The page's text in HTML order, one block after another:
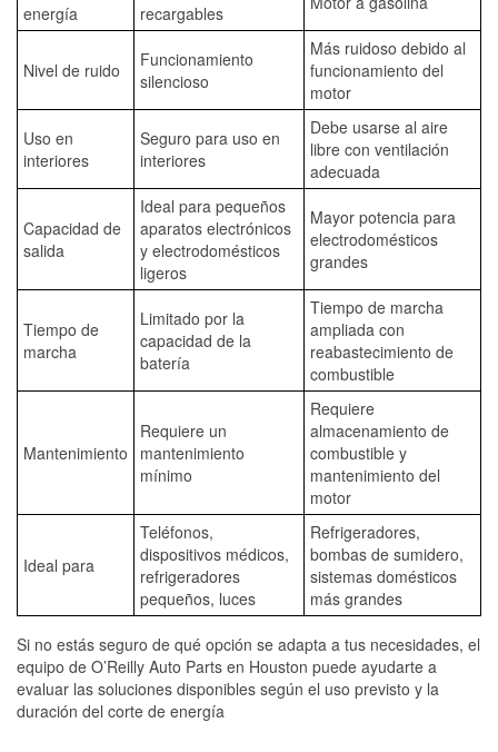
energía
recargables
Nivel de ruido
Funcionamiento
silencioso
Más ruidoso debido al
funcionamiento del
motor
Uso en
interiores
Seguro para uso en
interiores
Debe usarse al aire
libre con ventilación
adecuada
Capacidad de
salida
Ideal para pequeños
aparatos electrónicos
y electrodomésticos
ligeros
Mayor potencia para
electrodomésticos
grandes
Tiempo de
marcha
Limitado por la
capacidad de la
batería
Tiempo de marcha
ampliada con
reabastecimiento de
combustible
Mantenimiento
Requiere un
mantenimiento
mínimo
Requiere
almacenamiento de
combustible y
mantenimiento del
motor
Ideal para
Teléfonos,
dispositivos médicos,
refrigeradores
pequeños, luces
Refrigeradores,
bombas de sumidero,
sistemas domésticos
más grandes
Si no estás seguro de qué opción se adapta a tus necesidades, el
equipo de O’Reilly Auto Parts en Houston puede ayudarte a
evaluar las soluciones disponibles según el uso previsto y la
duración del corte de energía